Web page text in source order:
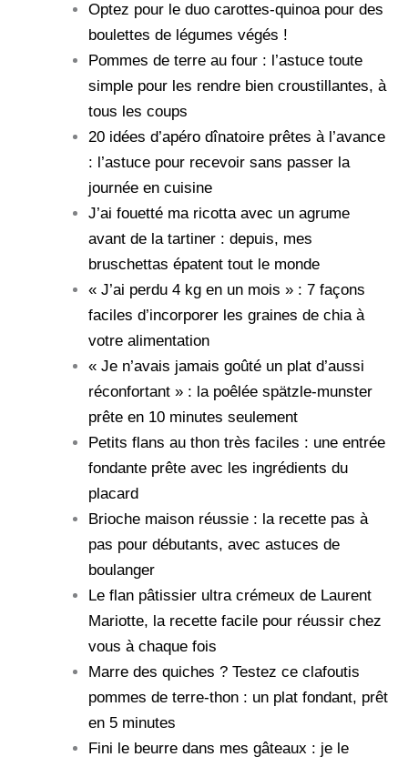
Optez pour le duo carottes-quinoa pour des
boulettes de légumes végés !
Pommes de terre au four : l’astuce toute
simple pour les rendre bien croustillantes, à
tous les coups
20 idées d’apéro dînatoire prêtes à l’avance
: l’astuce pour recevoir sans passer la
journée en cuisine
J’ai fouetté ma ricotta avec un agrume
avant de la tartiner : depuis, mes
bruschettas épatent tout le monde
« J’ai perdu 4 kg en un mois » : 7 façons
faciles d’incorporer les graines de chia à
votre alimentation
« Je n’avais jamais goûté un plat d’aussi
réconfortant » : la poêlée spätzle-munster
prête en 10 minutes seulement
Petits flans au thon très faciles : une entrée
fondante prête avec les ingrédients du
placard
Brioche maison réussie : la recette pas à
pas pour débutants, avec astuces de
boulanger
Le flan pâtissier ultra crémeux de Laurent
Mariotte, la recette facile pour réussir chez
vous à chaque fois
Marre des quiches ? Testez ce clafoutis
pommes de terre-thon : un plat fondant, prêt
en 5 minutes
Fini le beurre dans mes gâteaux : je le